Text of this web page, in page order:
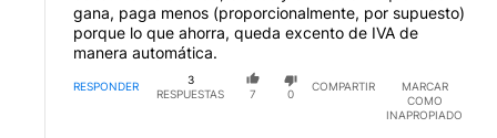
gana, paga menos (proporcionalmente, por supuesto)
porque lo que ahorra, queda excento de IVA de
manera automática.
RESPONDER
3
RESPUESTAS
7 0
COMPARTIR
MARCAR
COMO
INAPROPIADO